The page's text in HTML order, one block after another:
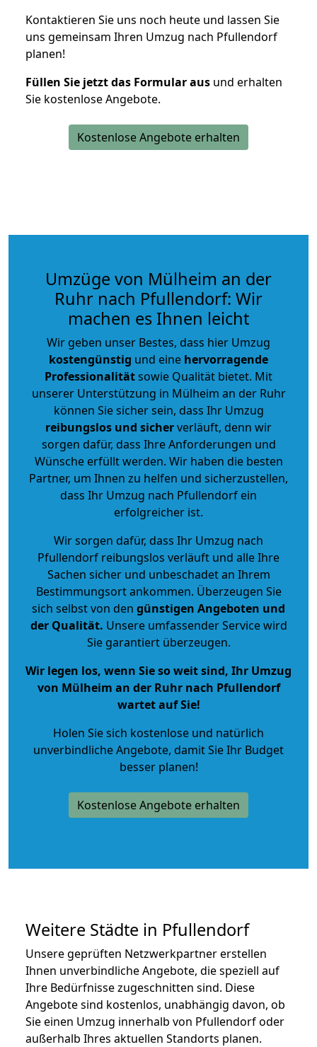
Kontaktieren Sie uns noch heute und lassen Sie
uns gemeinsam Ihren Umzug nach Pfullendorf
planen!
Füllen Sie jetzt das Formular aus und erhalten
Sie kostenlose Angebote.
Kostenlose Angebote erhalten
Umzüge von Mülheim an der
Ruhr nach Pfullendorf: Wir
machen es Ihnen leicht
Wir geben unser Bestes, dass hier Umzug
kostengünstig und eine hervorragende
Professionalitätsowie Qualität bietet. Mit
unserer Unterstützung in Mülheim an der Ruhr
können Sie sicher sein, dass Ihr Umzug
reibungslos und sicherverläuft, denn wir
sorgen dafür, dass Ihre Anforderungen und
Wünsche erfüllt werden. Wir haben die besten
Partner, um Ihnen zu helfen und sicherzustellen,
dass Ihr Umzug nach Pfullendorf ein
erfolgreicher ist.
Wir sorgen dafür, dass Ihr Umzug nach
Pfullendorf reibungslos verläuft und alle Ihre
Sachen sicher und unbeschadet an Ihrem
Bestimmungsort ankommen. Überzeugen Sie
sich selbst von den günstigen Angeboten und
der Qualität. Unsere umfassender Service wird
Sie garantiert überzeugen.
Wir legen los, wenn Sie so weit sind, Ihr Umzug
von Mülheim an der Ruhr nach Pfullendorf
wartet auf Sie!
Holen Sie sich kostenlose und natürlich
unverbindliche Angebote, damit Sie Ihr Budget
besser planen!
Kostenlose Angebote erhalten
Weitere Städte in Pfullendorf
Unsere geprüften Netzwerkpartner erstellen
Ihnen unverbindliche Angebote, die speziell auf
Ihre Bedürfnisse zugeschnitten sind. Diese
Angebote sind kostenlos, unabhängig davon, ob
Sie einen Umzug innerhalb von Pfullendorf oder
außerhalb Ihres aktuellen Standorts planen.